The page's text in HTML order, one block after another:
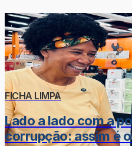
FICHA LIMPA
Lado a lado com a
corrupção: assim é